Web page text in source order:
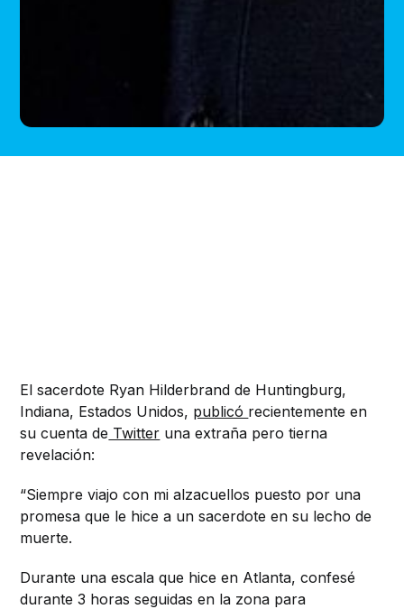
El sacerdote Ryan Hilderbrand de Huntingburg,
Indiana, Estados Unidos, publicó recientemente en
su cuenta de Twitter una extraña pero tierna
revelación:
“Siempre viajo con mi alzacuellos puesto por una
promesa que le hice a un sacerdote en su lecho de
muerte.
Durante una escala que hice en Atlanta, confesé
durante 3 horas seguidas en la zona para